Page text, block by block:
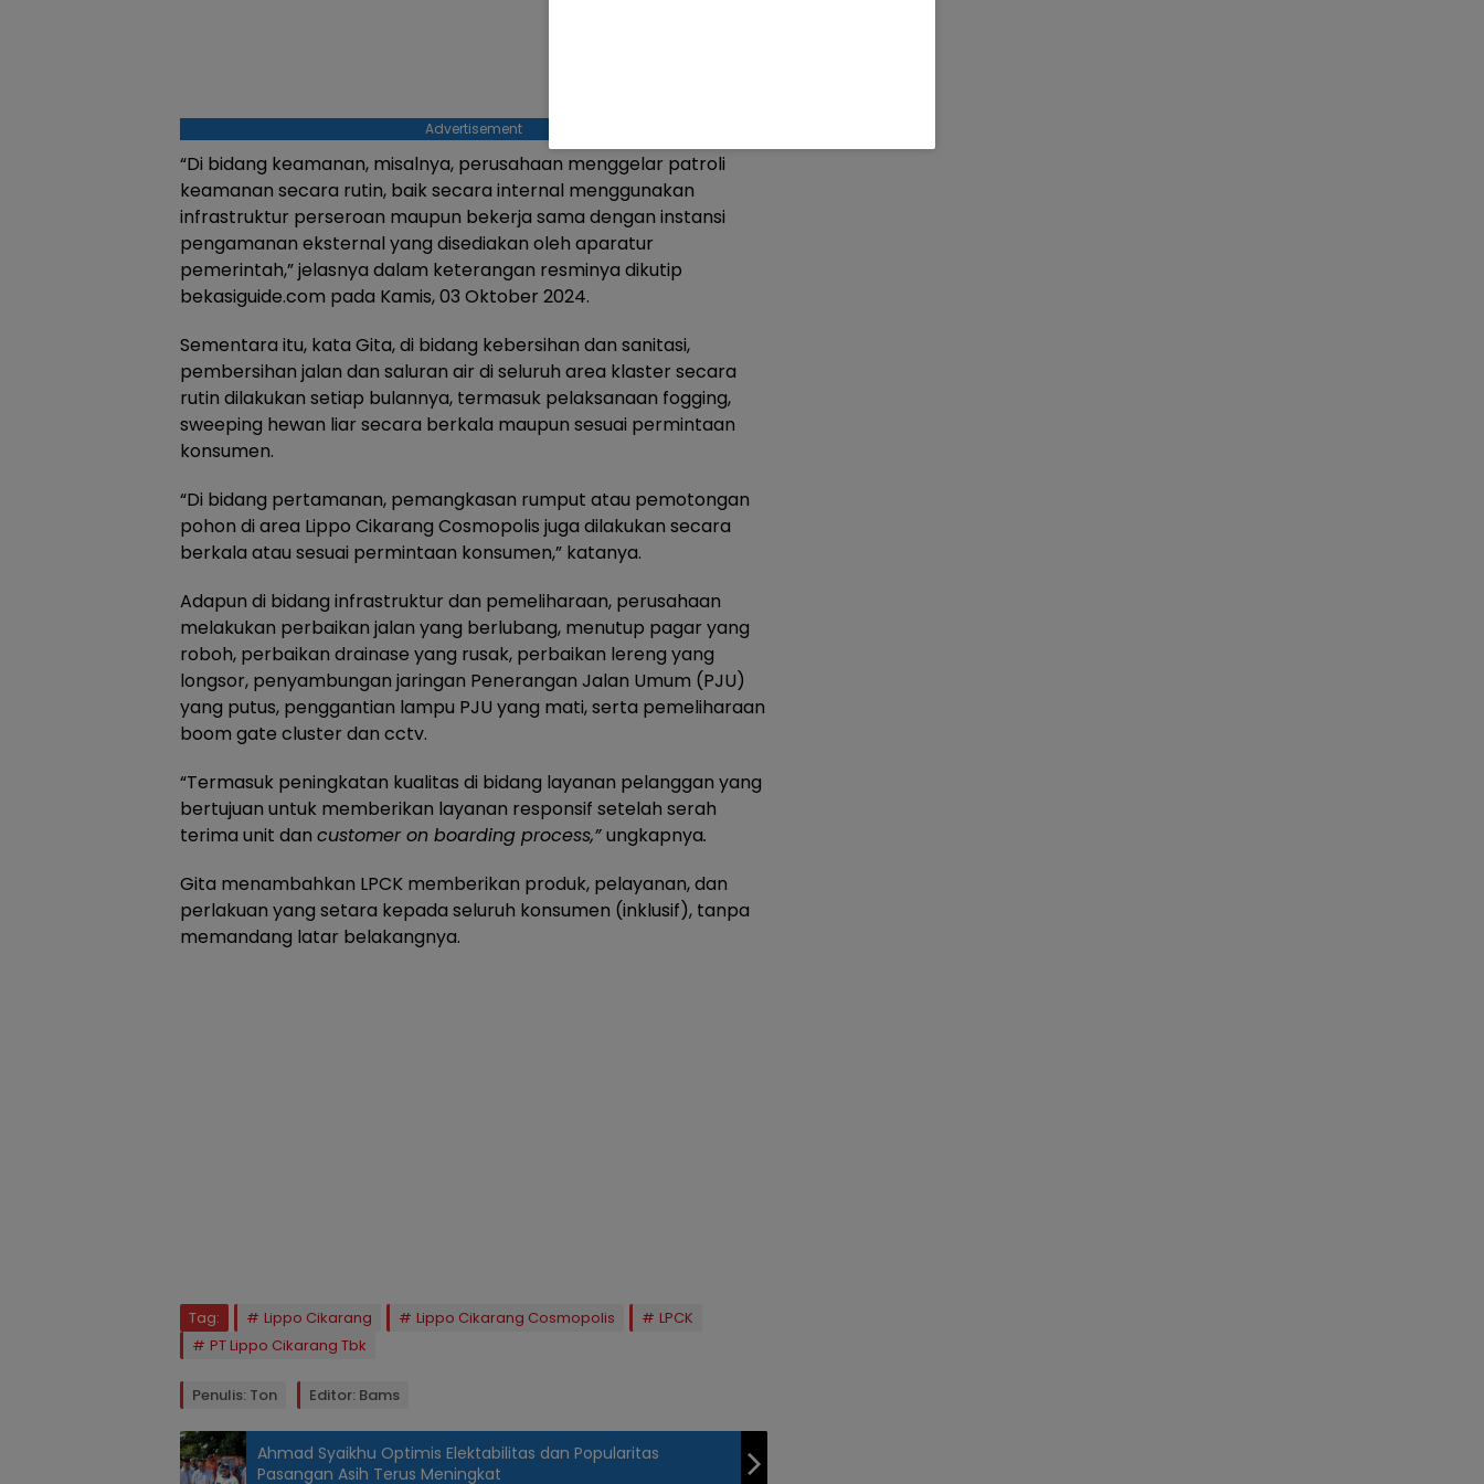
Advertisement
“Di bidang keamanan, misalnya, perusahaan menggelar patroli
keamanan secara rutin, baik secara internal menggunakan
infrastruktur perseroan maupun bekerja sama dengan instansi
pengamanan eksternal yang disediakan oleh aparatur
pemerintah,” jelasnya dalam keterangan resminya dikutip
bekasiguide.com pada Kamis, 03 Oktober 2024.
Sementara itu, kata Gita, di bidang kebersihan dan sanitasi,
pembersihan jalan dan saluran air di seluruh area klaster secara
rutin dilakukan setiap bulannya, termasuk pelaksanaan fogging,
sweeping hewan liar secara berkala maupun sesuai permintaan
konsumen.
“Di bidang pertamanan, pemangkasan rumput atau pemotongan
pohon di area Lippo Cikarang Cosmopolis juga dilakukan secara
berkala atau sesuai permintaan konsumen,” katanya.
Adapun di bidang infrastruktur dan pemeliharaan, perusahaan
melakukan perbaikan jalan yang berlubang, menutup pagar yang
roboh, perbaikan drainase yang rusak, perbaikan lereng yang
longsor, penyambungan jaringan Penerangan Jalan Umum (PJU)
yang putus, penggantian lampu PJU yang mati, serta pemeliharaan
boom gate cluster dan cctv.
“Termasuk peningkatan kualitas di bidang layanan pelanggan yang
bertujuan untuk memberikan layanan responsif setelah serah
terima unit dan customer on boarding process,”ungkapnya.
Gita menambahkan LPCK memberikan produk, pelayanan, dan
perlakuan yang setara kepada seluruh konsumen (inklusif), tanpa
memandang latar belakangnya.
Tag: Lippo Cikarang Lippo Cikarang Cosmopolis
LPCK
PT Lippo Cikarang Tbk
Penulis: Ton Editor: Bams
Ahmad Syaikhu Optimis Elektabilitas dan Popularitas
Pasangan Asih Terus Meningkat